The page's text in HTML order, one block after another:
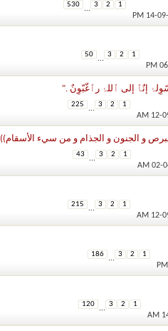
1
2
3
...
530
1
2
3
...
50
إنٌٱ إلى ٱللۂ رٱغّبّوِنٌ ."
1
2
3
...
225
و الجنون و الجذام و من سيء الأسقام))
1
2
3
...
43
1
2
3
...
215
1
2
3
...
186
1
2
3
...
120